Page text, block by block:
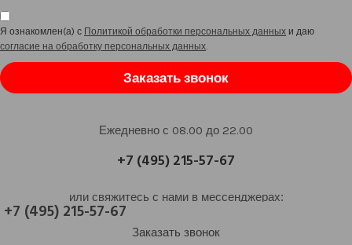
Я ознакомлен(а) с Политикой обработки персональных данных и даю
согласие на обработку персональных данных.
Заказать звонок
Ежедневно с 08.00 до 22.00
+7 (495) 215-57-67
или свяжитесь с нами в мессенджерах:
+7 (495) 215-57-67
Заказать звонок